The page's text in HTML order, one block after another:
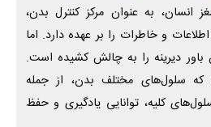
انسان، به عنوان مرکز کنترل بدن،
و خاطرات را بر عهده دارد. اما
دیرینه را به چالش کشیده است.
که سلول‌های مختلف بدن، از جمله
کلیه، توانایی یادگیری و حفظ